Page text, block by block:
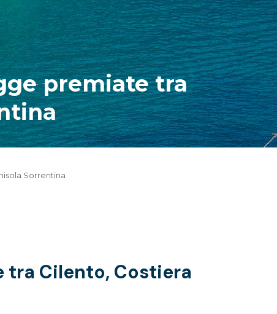
premiate tra
Sorrentina
tra Cilento, Costiera